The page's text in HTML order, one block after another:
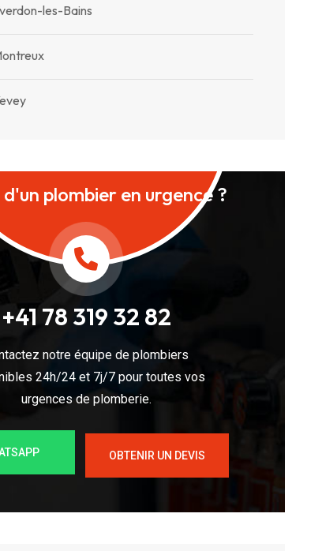
les-Bains
d'un plombier en urgence ?
+41 78 319 32 82
notre équipe de plombiers
24h/24 et 7j/7 pour toutes vos
urgences de plomberie.
OBTENIR UN DEVIS